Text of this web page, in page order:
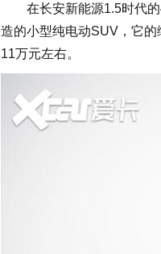
在长安新能源1.5时代的4
造的小型纯电动SUV，它
11万元左右。